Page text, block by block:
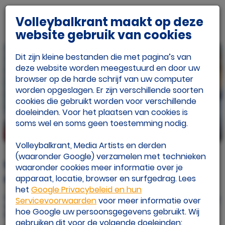
beeld: Ronald Hoogendoorn
Sliedrecht Sport brengt spanning in
strijd om landskampioenschap terug
Gepubliceerd op
wo 30 apr. 2025
Door: Eline Draaisma
Volleybalkrant maakt op deze
website gebruik van cookies
Dit zijn kleine bestanden die met pagina’s van
deze website worden meegestuurd en door uw
browser op de harde schrijf van uw computer
worden opgeslagen. Er zijn verschillende soorten
cookies die gebruikt worden voor verschillende
doeleinden. Voor het plaatsen van cookies is
soms wel en soms geen toestemming nodig.
Volleybalkrant, Media Artists en derden
(waaronder Google) verzamelen met technieken
waaronder cookies meer informatie over je
apparaat, locatie, browser en surfgedrag. Lees
het Google Privacybeleid en hun
Servicevoorwaardenvoor meer informatie over
hoe Google uw persoonsgegevens gebruikt. Wij